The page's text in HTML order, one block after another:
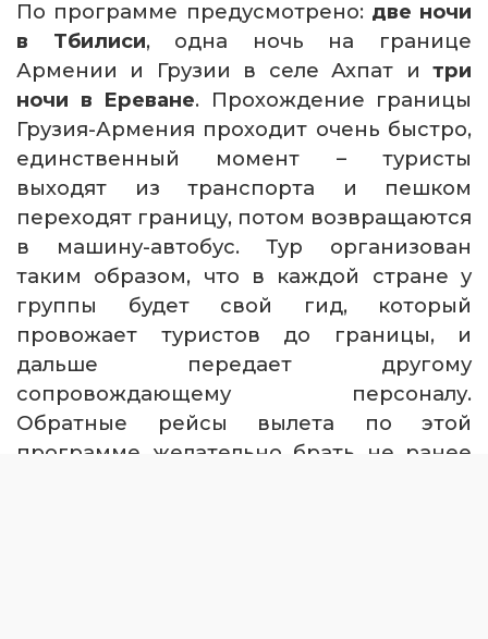
По программе предусмотрено: две ночи
в Тбилиси, одна ночь на границе
Армении и Грузии в селе Ахпат и три
ночи в Ереване. Прохождение границы
Грузия-Армения проходит очень быстро,
единственный момент – туристы
выходят из транспорта и пешком
переходят границу, потом возвращаются
в машину-автобус. Тур организован
таким образом, что в каждой стране у
группы будет свой гид, который
провожает туристов до границы, и
дальше передает другому
сопровождающему персоналу.
Обратные рейсы вылета по этой
программе желательно брать не ранее